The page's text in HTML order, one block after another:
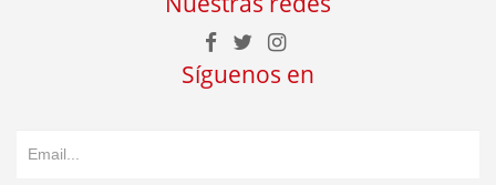
Síguenos en